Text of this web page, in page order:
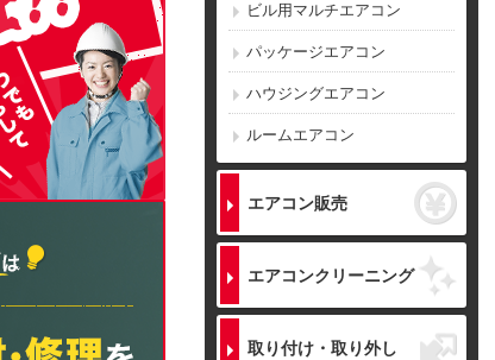
ビル用マルチエアコン
パッケージエアコン
ハウジングエアコン
ルームエアコン
エアコン販売
エアコンクリーニング
取り付け・取り外し